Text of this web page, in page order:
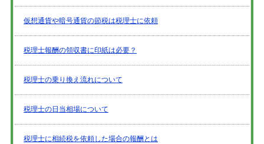
仮想通貨や暗号通貨の節税は税理士に依頼
税理士報酬の領収書に印紙は必要？
税理士の乗り換え流れについて
税理士の日当相場について
税理士に相続税を依頼した場合の報酬とは